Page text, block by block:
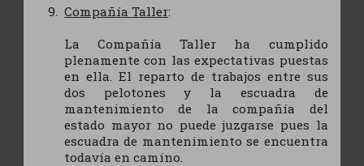
Compañía Taller:
La Compañía Taller ha cumplido
plenamente con las expectativas puestas
en ella. El reparto de trabajos entre sus
dos pelotones y la escuadra de
mantenimiento de la compañía del
estado mayor no puede juzgarse pues la
escuadra de mantenimiento se encuentra
todavía en camino.